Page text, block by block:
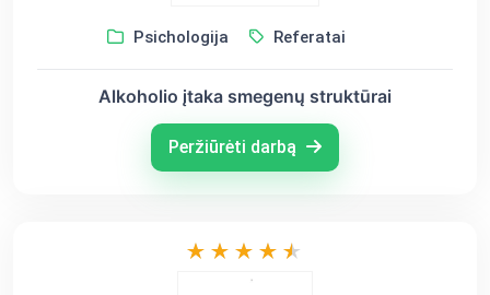
Psichologija Referatai
Alkoholio įtaka smegenų struktūrai
Peržiūrėti darbą